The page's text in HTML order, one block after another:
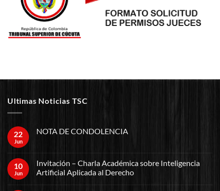
Ultimas Noticias TSC
22
Jun
NOTA DE CONDOLENCIA
10
Jun
Invitación – Charla Académica sobre Inteligencia
Artificial Aplicada al Derecho